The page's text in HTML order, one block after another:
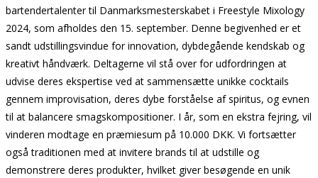
bartendertalenter til Danmarksmesterskabet i Freestyle Mixology
2024, som afholdes den 15. september. Denne begivenhed er et
sandt udstillingsvindue for innovation, dybdegående kendskab og
kreativt håndværk. Deltagerne vil stå over for udfordringen at
udvise deres ekspertise ved at sammensætte unikke cocktails
gennem improvisation, deres dybe forståelse af spiritus, og evnen
til at balancere smagskompositioner. I år, som en ekstra fejring, vil
vinderen modtage en præmiesum på 10.000 DKK. Vi fortsætter
også traditionen med at invitere brands til at udstille og
demonstrere deres produkter, hvilket giver besøgende en unik